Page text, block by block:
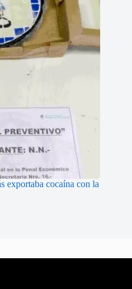
exportaba cocaína con la